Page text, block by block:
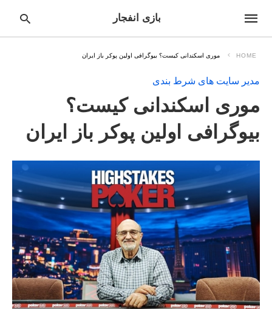
بازی انفجار
HOME موری اسکندانی کیست؟ بیوگرافی اولین پوکر باز ایران
مدیر سایت های شرط بندی
موری اسکندانی کیست؟
بیوگرافی اولین پوکر باز ایران